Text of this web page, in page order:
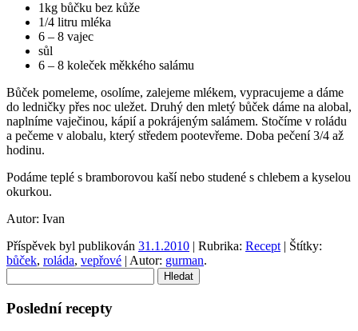
1kg bůčku bez kůže
1/4 litru mléka
6 – 8 vajec
sůl
6 – 8 koleček měkkého salámu
Bůček pomeleme, osolíme, zalejeme mlékem, vypracujeme a dáme
do ledničky přes noc uležet. Druhý den mletý bůček dáme na alobal,
naplníme vaječinou, kápií a pokrájeným salámem. Stočíme v roládu
a pečeme v alobalu, který středem pootevřeme. Doba pečení 3/4 až
hodinu.
Podáme teplé s bramborovou kaší nebo studené s chlebem a kyselou
okurkou.
Autor: Ivan
Příspěvek byl publikován 31.1.2010 | Rubrika: Recept | Štítky:
bůček, roláda, vepřové | Autor: gurman.
Poslední recepty